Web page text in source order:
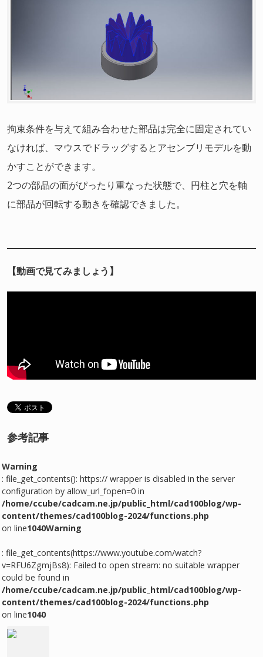
拘束条件を与えて組み合わせた部品は完全に固定されてい
なければ、マウスでドラッグするとアセンブリモデルを動
かすことができます。
2つの部品の面がぴったり重なった状態で、円柱と穴を軸
に部品が回転する動きを確認できました。
【動画で見てみましょう】
参考記事
Warning
: file_get_contents(): https:// wrapper is disabled in the server
configuration by allow_url_fopen=0 in
/home/ccube/cadcam.ne.jp/public_html/cad100blog/wp-
content/themes/cad100blog-2024/functions.php
on line1040Warning
: file_get_contents(https://www.youtube.com/watch?
v=RFU6ZgmjBs8): Failed to open stream: no suitable wrapper
could be found in
/home/ccube/cadcam.ne.jp/public_html/cad100blog/wp-
content/themes/cad100blog-2024/functions.php
on line1040